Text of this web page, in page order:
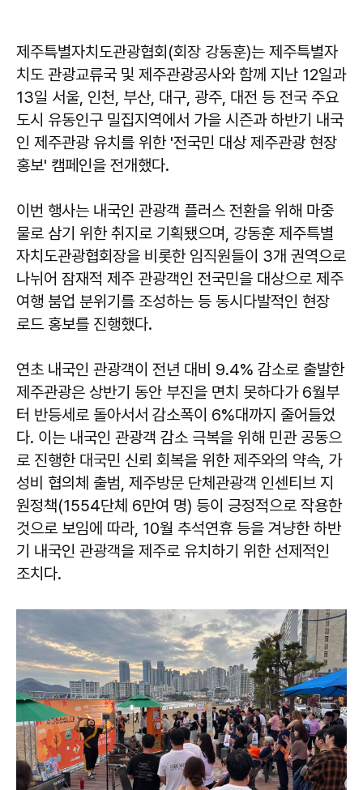
제주특별자치도관광협회(회장 강동훈)는 제주특별자
치도 관광교류국 및 제주관광공사와 함께 지난 12일과
13일 서울, 인천, 부산, 대구, 광주, 대전 등 전국 주요
도시 유동인구 밀집지역에서 가을 시즌과 하반기 내국
인 제주관광 유치를 위한 '전국민 대상 제주관광 현장
홍보' 캠페인을 전개했다.
이번 행사는 내국인 관광객 플러스 전환을 위해 마중
물로 삼기 위한 취지로 기획됐으며, 강동훈 제주특별
자치도관광협회장을 비롯한 임직원들이 3개 권역으로
나뉘어 잠재적 제주 관광객인 전국민을 대상으로 제주
여행 붐업 분위기를 조성하는 등 동시다발적인 현장
로드 홍보를 진행했다.
연초 내국인 관광객이 전년 대비 9.4% 감소로 출발한
제주관광은 상반기 동안 부진을 면치 못하다가 6월부
터 반등세로 돌아서서 감소폭이 6%대까지 줄어들었
다. 이는 내국인 관광객 감소 극복을 위해 민관 공동으
로 진행한 대국민 신뢰 회복을 위한 제주와의 약속, 가
성비 협의체 출범, 제주방문 단체관광객 인센티브 지
원정책(1554단체 6만여 명) 등이 긍정적으로 작용한
것으로 보임에 따라, 10월 추석연휴 등을 겨냥한 하반
기 내국인 관광객을 제주로 유치하기 위한 선제적인
조치다.